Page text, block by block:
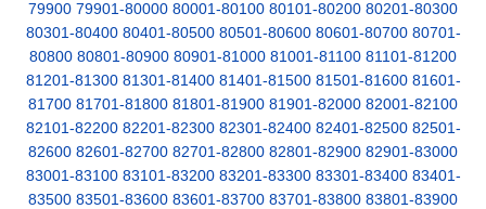
79900 79901-80000 80001-80100 80101-80200 80201-80300
80301-80400 80401-80500 80501-80600 80601-80700 80701-
80800 80801-80900 80901-81000 81001-81100 81101-81200
81201-81300 81301-81400 81401-81500 81501-81600 81601-
81700 81701-81800 81801-81900 81901-82000 82001-82100
82101-82200 82201-82300 82301-82400 82401-82500 82501-
82600 82601-82700 82701-82800 82801-82900 82901-83000
83001-83100 83101-83200 83201-83300 83301-83400 83401-
83500 83501-83600 83601-83700 83701-83800 83801-83900